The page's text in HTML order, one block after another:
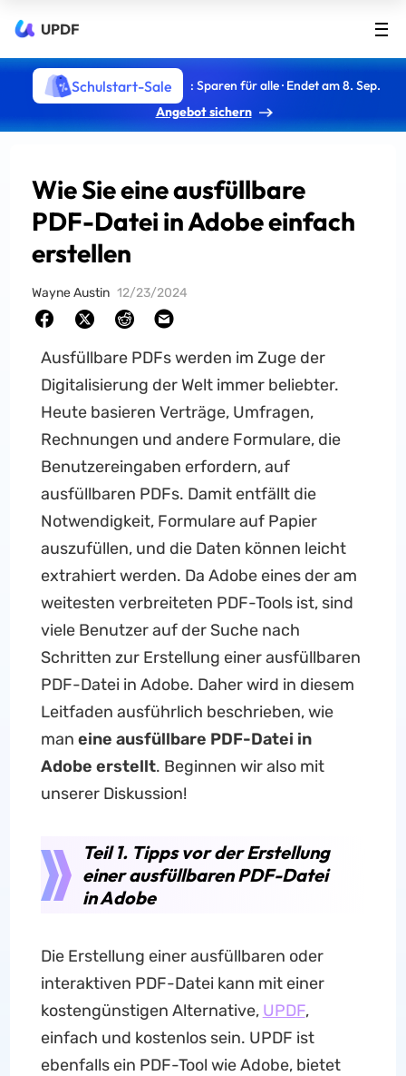
UPDF
Schulstart-Sale
: Sparen für alle · Endet am 8. Sep.
Angebot sichern
Wie Sie eine ausfüllbare
PDF-Datei in Adobe einfach
erstellen
Wayne Austin 12/23/2024
Ausfüllbare PDFs werden im Zuge der
Digitalisierung der Welt immer beliebter.
Heute basieren Verträge, Umfragen,
Rechnungen und andere Formulare, die
Benutzereingaben erfordern, auf
ausfüllbaren PDFs. Damit entfällt die
Notwendigkeit, Formulare auf Papier
auszufüllen, und die Daten können leicht
extrahiert werden. Da Adobe eines der am
weitesten verbreiteten PDF-Tools ist, sind
viele Benutzer auf der Suche nach
Schritten zur Erstellung einer ausfüllbaren
PDF-Datei in Adobe. Daher wird in diesem
Leitfaden ausführlich beschrieben, wie
man eine ausfüllbare PDF-Datei in
Adobe erstellt. Beginnen wir also mit
unserer Diskussion!
Teil 1. Tipps vor der Erstellung
einer ausfüllbaren PDF-Datei
in Adobe
Die Erstellung einer ausfüllbaren oder
interaktiven PDF-Datei kann mit einer
kostengünstigen Alternative, UPDF,
einfach und kostenlos sein. UPDF ist
ebenfalls ein PDF-Tool wie Adobe, bietet